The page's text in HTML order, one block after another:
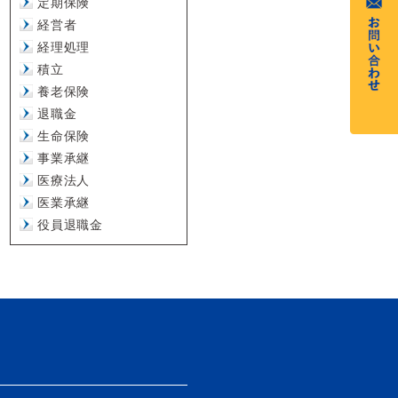
定期保険
経営者
経理処理
積立
養老保険
退職金
生命保険
事業承継
医療法人
医業承継
役員退職金